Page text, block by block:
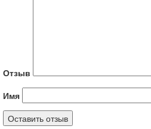
Отзыв
Имя